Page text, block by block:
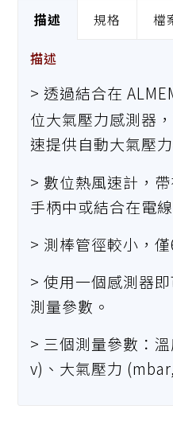
描述 規格 檔
描述
> 透過結合在
位大氣壓力感測器
速提供自動大氣壓
> 數位熱風速計，
手柄中或結合在電線
> 測棒管徑較小，僅
> 使用一個感測器
測量參數。
> 三個測量參數：
v)、大氣壓力